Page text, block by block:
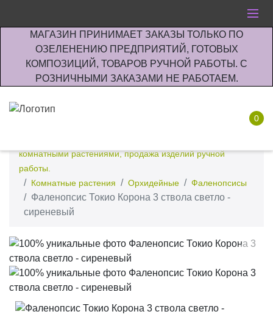
МАГАЗИН ПРИНИМАЕТ ЗАКАЗЫ ТОЛЬКО ПО
ОЗЕЛЕНЕНИЮ ПРЕДПРИЯТИЙ, ГОТОВЫХ
КОМПОЗИЦИЙ, ТОВАРОВ РУЧНОЙ РАБОТЫ. С
РОЗНИЧНЫМИ ЗАКАЗАМИ НЕ РАБОТАЕМ.
0
комнатными растениями, продажа изделий ручной
работы.
Комнатные растения
Орхидейные Фаленопсисы
Фаленопсис Токио Корона 3 ствола светло -
сиреневый